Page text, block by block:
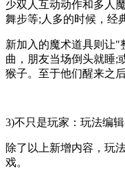
少双人互动动作和多人
舞步等;人多的时候，经
新加入的魔术道具则让"
曲，朋友当场倒头就睡;
猴子。至于他们醒来之
3)不只是玩家：玩法编
除了以上新增内容，玩
戏。